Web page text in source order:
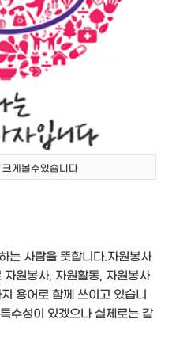
게볼수있습니다
는 사람을 뜻합니다.자원봉사
원봉사, 자원활동, 자원봉사
용어로 함께 쓰이고 있습니
수성이 있겠으나 실제로는 같